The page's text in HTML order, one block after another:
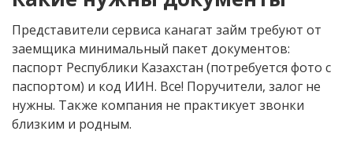
Представители сервиса канагат займ требуют от
заемщика минимальный пакет документов:
паспорт Республики Казахстан (потребуется фото с
паспортом) и код ИИН. Все! Поручители, залог не
нужны. Также компания не практикует звонки
близким и родным.